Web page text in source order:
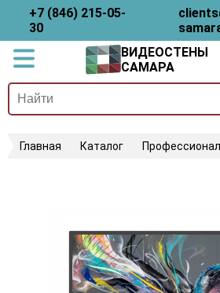
+7 (846) 215-05-
30
ВИДЕОСТЕНЫ
САМАРА
Главная Каталог